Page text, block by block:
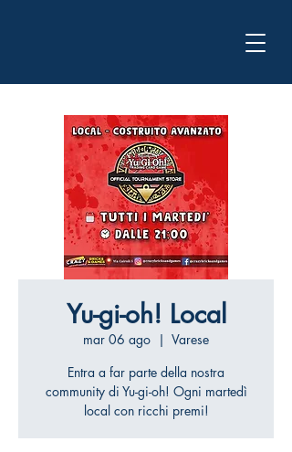
Yu-gi-oh! Local
mar 06 ago
  |
Varese
Entra a far parte della nostra
community di Yu-gi-oh! Ogni martedì
local con ricchi premi!